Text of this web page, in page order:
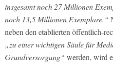
insgesamt noch 27 Millionen
noch 13,5 Millionen Exemplare.“
neben den etablierten öffentlich-
„zu einer wichtigen Säule für
Grundversorgung“ werden, wird